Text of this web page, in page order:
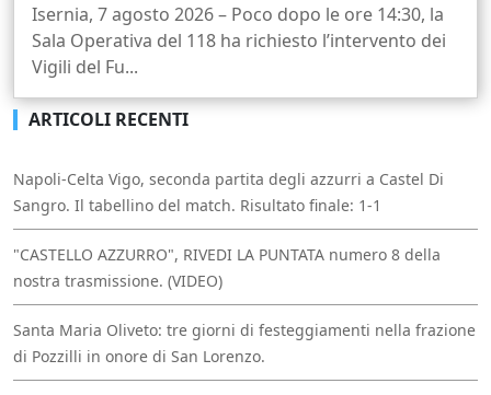
Isernia, 7 agosto 2026 – Poco dopo le ore 14:30, la
Sala Operativa del 118 ha richiesto l’intervento dei
Vigili del Fu...
ARTICOLI RECENTI
Napoli-Celta Vigo, seconda partita degli azzurri a Castel Di
Sangro. Il tabellino del match. Risultato finale: 1-1
"CASTELLO AZZURRO", RIVEDI LA PUNTATA numero 8 della
nostra trasmissione. (VIDEO)
Santa Maria Oliveto: tre giorni di festeggiamenti nella frazione
di Pozzilli in onore di San Lorenzo.